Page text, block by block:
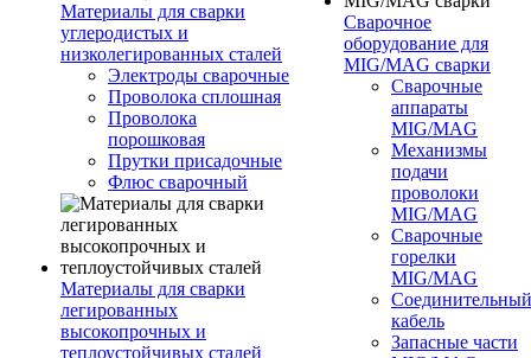
Материалы для сварки
углеродистых и
низколегированных сталей
Электроды сварочные
Проволока сплошная
Проволока
порошковая
Прутки присадочные
Флюс сварочный
Материалы для сварки
легированных
высокопрочных и
теплоустойчивых сталей
Сварочное
оборудование для
MIG/MAG сварки
Сварочные
аппараты
MIG/MAG
Механизмы
подачи
проволоки
MIG/MAG
Сварочные
горелки
MIG/MAG
Соединительный
кабель
Запасные части